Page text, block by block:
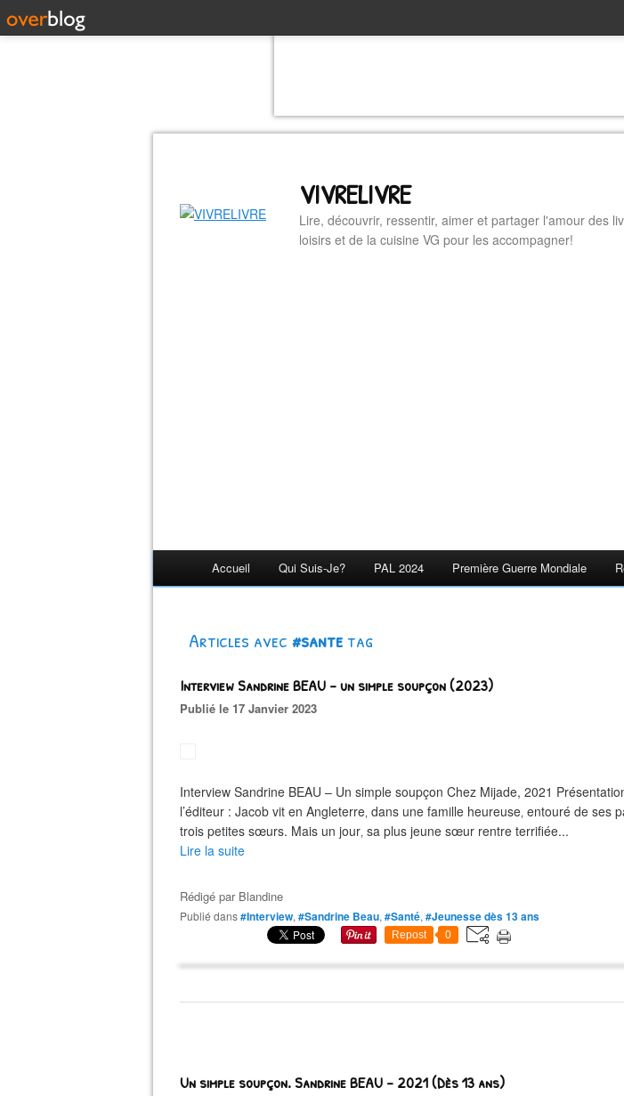
VIVRELIVRE
Lire, découvrir, ressentir, aimer et partager l'amour des
loisirs et de la cuisine VG pour les accompagner!
Accueil Qui Suis-Je? PAL 2024 Première Guerre Mondiale
Articles avec #sante tag
Interview Sandrine BEAU – un simple soupçon (2023)
Publié le 17 Janvier 2023
Interview Sandrine BEAU – Un simple soupçon Chez Mijade, 2021
l’éditeur : Jacob vit en Angleterre‚ dans une famille heureuse‚ entouré de ses
trois petites sœurs. Mais un jour‚ sa plus jeune sœur rentre terrifiée...
Lire la suite
Rédigé par Blandine
Publié dans#Interview, #Sandrine Beau, #Santé, #Jeunesse dès 13 ans
Repost 0
Un simple soupçon. Sandrine BEAU – 2021 (Dès 13 ans)